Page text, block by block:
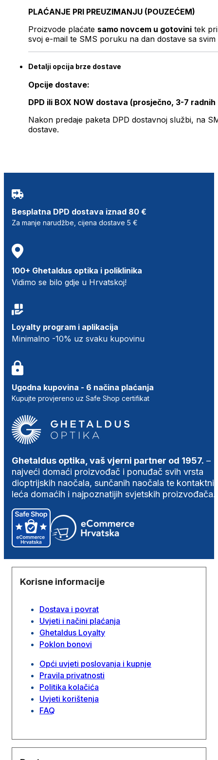
PLAĆANJE PRI PREUZIMANJU (POUZEĆEM)
Proizvode plaćate samo novcem u gotovini tek
svoj e-mail te SMS poruku na dan dostave sa svim
Detalji opcija brze dostave
Opcije dostave:
DPD ili BOX NOW dostava (prosječno, 3-7 radnih
Nakon predaje paketa DPD dostavnoj službi, na
dostave.
Besplatna DPD dostava iznad 80 €
Za manje narudžbe, cijena dostave 5 €
100+ Ghetaldus optika i poliklinika
Vidimo se bilo gdje u Hrvatskoj!
Loyalty program i aplikacija
Minimalno -10% uz svaku kupovinu
Ugodna kupovina - 6 načina plaćanja
Kupujte provjereno uz Safe Shop certifikat
Ghetaldus optika, vaš vjerni partner od 1957. –
najveći domaći proizvođač i ponuđač svih vrsta
dioptrijskih naočala, sunčanih naočala te
leća domaćih i najpoznatijih svjetskih proizvođača.
Korisne informacije
Dostava i povrat
Uvjeti i načini plaćanja
Ghetaldus Loyalty
Poklon bonovi
Opći uvjeti poslovanja i kupnje
Pravila privatnosti
Politika kolačića
Uvjeti korištenja
FAQ